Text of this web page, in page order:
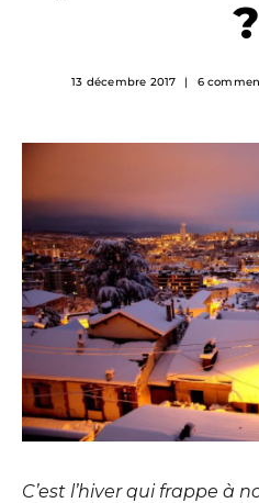
?
13 décembre 2017 6
C’est l’hiver qui frappe à